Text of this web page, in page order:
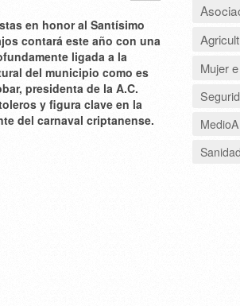
en honor al Santísimo
contará este año con una
ligada a la
del municipio como es
, presidenta de la A.C.
y figura clave en la
del carnaval criptanense.
Mujer